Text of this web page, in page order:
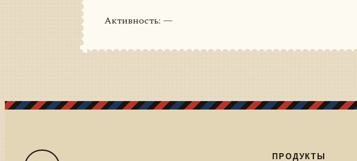
Активность: —
ПРОДУКТЫ